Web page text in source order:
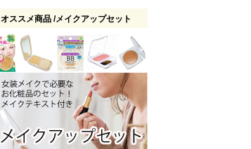
オススメ商品 /メイクアップセット